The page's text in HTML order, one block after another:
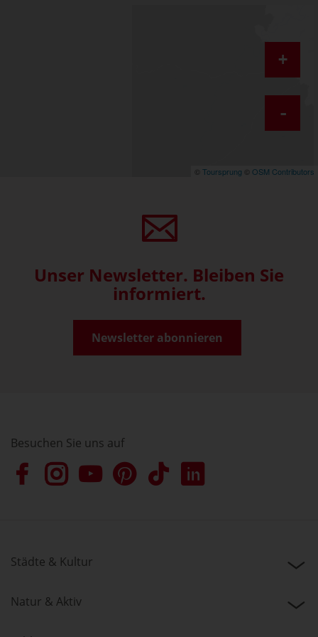
+
-
© Toursprung © OSM Contributors
Unser Newsletter. Bleiben Sie
informiert.
Newsletter abonnieren
Besuchen Sie uns auf
Städte & Kultur
Natur & Aktiv